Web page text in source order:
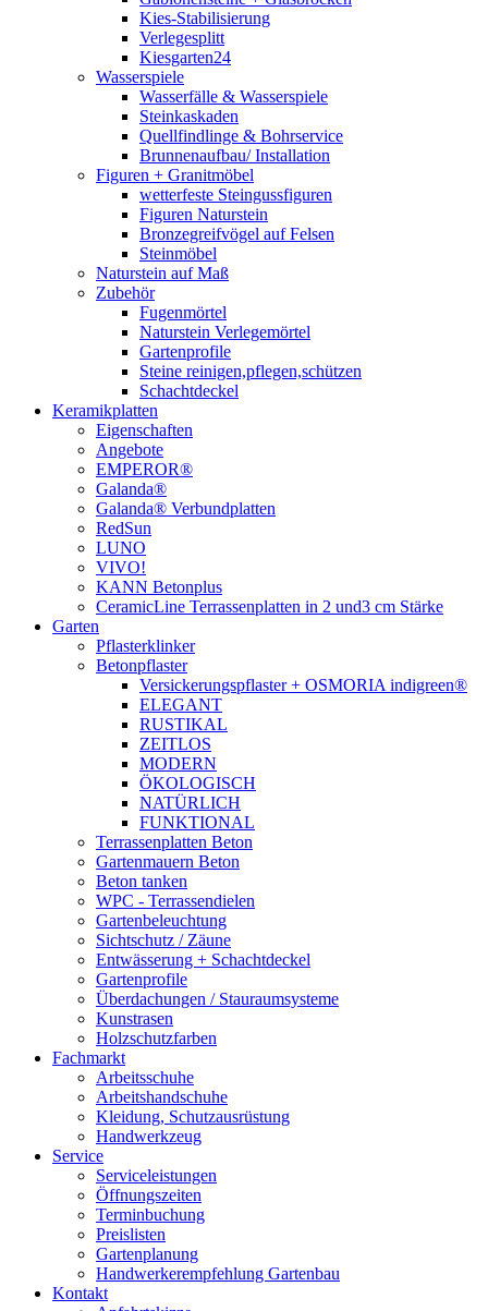
Kies-Stabilisierung
Verlegesplitt
Kiesgarten24
Wasserspiele
Wasserfälle & Wasserspiele
Steinkaskaden
Quellfindlinge & Bohrservice
Brunnenaufbau/ Installation
Figuren + Granitmöbel
wetterfeste Steingussfiguren
Figuren Naturstein
Bronzegreifvögel auf Felsen
Steinmöbel
Naturstein auf Maß
Zubehör
Fugenmörtel
Naturstein Verlegemörtel
Gartenprofile
Steine reinigen,pflegen,schützen
Schachtdeckel
Keramikplatten
Eigenschaften
Angebote
EMPEROR®
Galanda®
Galanda® Verbundplatten
RedSun
LUNO
VIVO!
KANN Betonplus
CeramicLine Terrassenplatten in 2 und3 cm Stärke
Garten
Pflasterklinker
Betonpflaster
Versickerungspflaster + OSMORIA indigreen®
ELEGANT
RUSTIKAL
ZEITLOS
MODERN
ÖKOLOGISCH
NATÜRLICH
FUNKTIONAL
Terrassenplatten Beton
Gartenmauern Beton
Beton tanken
WPC - Terrassendielen
Gartenbeleuchtung
Sichtschutz / Zäune
Entwässerung + Schachtdeckel
Gartenprofile
Überdachungen / Stauraumsysteme
Kunstrasen
Holzschutzfarben
Fachmarkt
Arbeitsschuhe
Arbeitshandschuhe
Kleidung, Schutzausrüstung
Handwerkzeug
Service
Serviceleistungen
Öffnungszeiten
Terminbuchung
Preislisten
Gartenplanung
Handwerkerempfehlung Gartenbau
Kontakt